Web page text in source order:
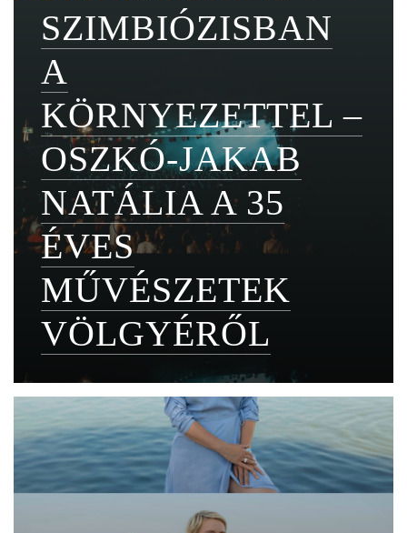
SZIMBIÓZISBAN
A
KÖRNYEZETTEL –
OSZKÓ-JAKAB
NATÁLIA A 35
ÉVES
MŰVÉSZETEK
VÖLGYÉRŐL